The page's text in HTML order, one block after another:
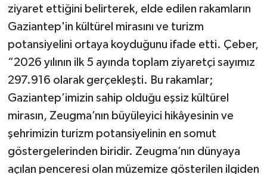
ziyaret ettiğini belirterek, elde edilen rakamların
Gaziantep'in kültürel mirasını ve turizm
potansiyelini ortaya koyduğunu ifade etti. Çeber,
“2026 yılının ilk 5 ayında toplam ziyaretçi sayımız
297.916 olarak gerçekleşti. Bu rakamlar;
Gaziantep’imizin sahip olduğu eşsiz kültürel
mirasın, Zeugma’nın büyüleyici hikâyesinin ve
şehrimizin turizm potansiyelinin en somut
göstergelerinden biridir. Zeugma’nın dünyaya
açılan penceresi olan müzemize gösterilen ilgiden